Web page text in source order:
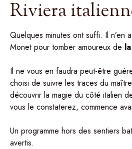
Riviera
Quelques minutes ont suffi. Il n’en
Monet pour tomber amoureux de la
Il ne vous en faudra peut-être
choisi de suivre les traces du
découvrir la magie du côté italien
vous le constaterez, commence
Un programme hors des sentiers
avertis.